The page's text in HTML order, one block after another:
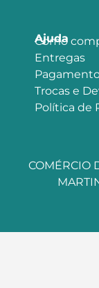
Ajuda
Como
Entregas
Trocas e
Política de
COMÉRCIO